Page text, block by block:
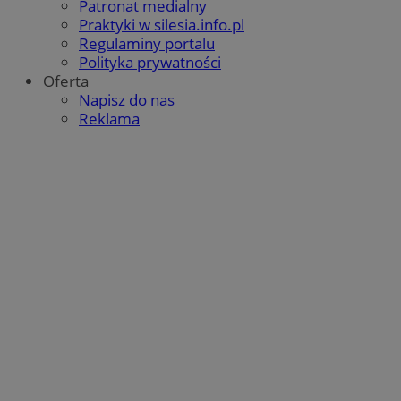
Patronat medialny
Praktyki w silesia.info.pl
Regulaminy portalu
Polityka prywatności
Oferta
Napisz do nas
Reklama
SessID
mojegliwice.pl